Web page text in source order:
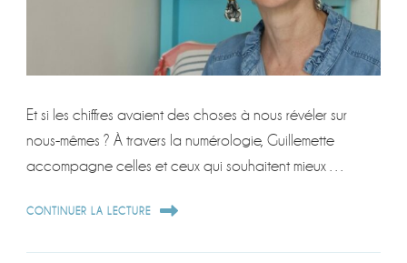
Et si les chiffres avaient des choses à nous révéler sur
nous-mêmes ? À travers la numérologie, Guillemette
accompagne celles et ceux qui souhaitent mieux …
CONTINUER LA LECTURE